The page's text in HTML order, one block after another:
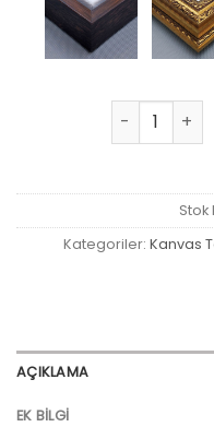
Edebiyat
Stok
Kategoriler: Kanvas
AÇIKLAMA
EK BILGI